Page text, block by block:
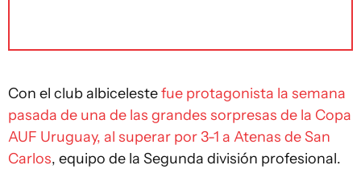
Con el club albicelestefue protagonista la semana
pasada de una de las grandes sorpresas de la Copa
AUF Uruguay, al superar por 3-1 a Atenas de San
Carlos, equipo de la Segunda división profesional.